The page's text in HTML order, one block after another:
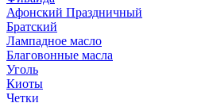
Афонский Праздничный
Братский
Лампадное масло
Благовонные масла
Уголь
Киоты
Четки